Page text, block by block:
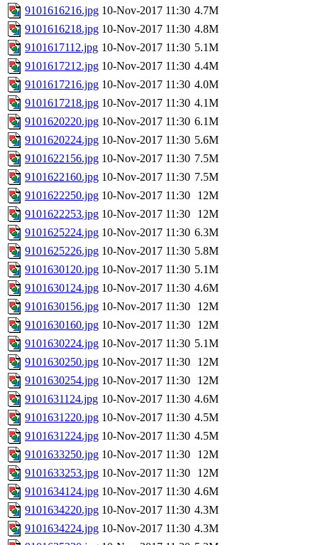
9101616216.jpg 10-Nov-2017 11:30 4.7M
9101616218.jpg 10-Nov-2017 11:30 4.8M
9101617112.jpg 10-Nov-2017 11:30 5.1M
9101617212.jpg 10-Nov-2017 11:30 4.4M
9101617216.jpg 10-Nov-2017 11:30 4.0M
9101617218.jpg 10-Nov-2017 11:30 4.1M
9101620220.jpg 10-Nov-2017 11:30 6.1M
9101620224.jpg 10-Nov-2017 11:30 5.6M
9101622156.jpg 10-Nov-2017 11:30 7.5M
9101622160.jpg 10-Nov-2017 11:30 7.5M
9101622250.jpg 10-Nov-2017 11:30
12M
9101622253.jpg 10-Nov-2017 11:30
12M
9101625224.jpg 10-Nov-2017 11:30 6.3M
9101625226.jpg 10-Nov-2017 11:30 5.8M
9101630120.jpg 10-Nov-2017 11:30 5.1M
9101630124.jpg 10-Nov-2017 11:30 4.6M
9101630156.jpg 10-Nov-2017 11:30
12M
9101630160.jpg 10-Nov-2017 11:30
12M
9101630224.jpg 10-Nov-2017 11:30 5.1M
9101630250.jpg 10-Nov-2017 11:30
12M
9101630254.jpg 10-Nov-2017 11:30
12M
9101631124.jpg 10-Nov-2017 11:30 4.6M
9101631220.jpg 10-Nov-2017 11:30 4.5M
9101631224.jpg 10-Nov-2017 11:30 4.5M
9101633250.jpg 10-Nov-2017 11:30
12M
9101633253.jpg 10-Nov-2017 11:30
12M
9101634124.jpg 10-Nov-2017 11:30 4.6M
9101634220.jpg 10-Nov-2017 11:30 4.3M
9101634224.jpg 10-Nov-2017 11:30 4.3M